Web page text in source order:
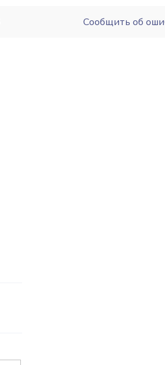
Сообщить об